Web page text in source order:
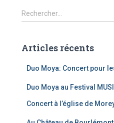
R
e
e
Rechercher…
Articles récents
Duo Moya: Concert pour
Duo Moya au Festival
Concert à l’église de